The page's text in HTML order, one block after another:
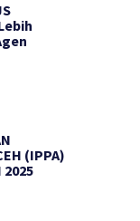
(IPPA)
2025